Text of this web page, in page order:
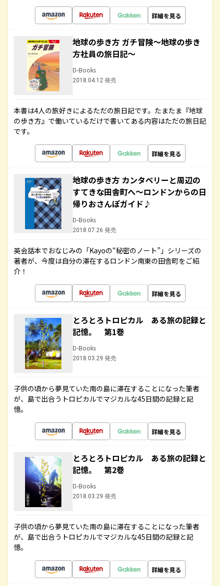
詳細を見る
地球の歩き方 ガチ冒険～地球の歩き
方社員の旅日記～
D-Books
2018.04.12 発売
本書は4人の旅好きによるただの旅日記です。たまたま『地球
の歩き方』で働いているだけで書いてある内容はただの旅日記
です。
詳細を見る
地球の歩き方 カンタベリーと周辺の
すてきな田舎町へ～ロンドンからの日
帰りおさんぽガイド♪
D-Books
2018.07.26 発売
英会話本でおなじみの「Kayoの“秘密のノート”」シリーズの
著者が、今度は自分の滞在するロンドン南東の田舎町をご紹
介！
詳細を見る
とろとろトロピカル ある旅の記録と
記憶。 第1巻
D-Books
2018.03.29 発売
子供の頃から夢見ていた南の島に滞在することになった筆者
が、島で出合うトロピカルでマジカルな45日間の記録と記
憶。
詳細を見る
とろとろトロピカル ある旅の記録と
記憶。 第2巻
D-Books
2018.03.29 発売
子供の頃から夢見ていた南の島に滞在することになった筆者
が、島で出合うトロピカルでマジカルな45日間の記録と記
憶。
詳細を見る